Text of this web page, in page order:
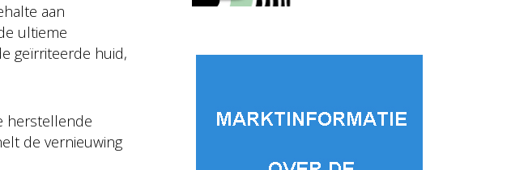
aan
ultieme
geïrriteerde huid,
herstellende
de vernieuwing